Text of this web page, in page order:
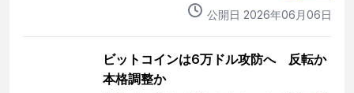
公開日 2026年06 月06日
ビットコインは6万ドル攻防へ 反転か
本格調整か